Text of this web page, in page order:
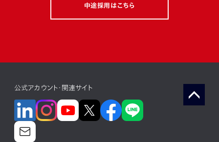
フィロソフィー ボトムアップ
ソフトウェア(組み込み)
モビリティサービス 新規事業 最先端技術
カーボンニュートラル コロナ禍
中途採用はこちら
公式アカウント・関連サイト